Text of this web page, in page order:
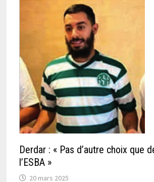
Derdar : « Pas d’autre choix que
l’ESBA »
20 mars 2025